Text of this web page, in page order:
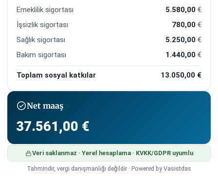
Emeklilik sigortası 5.580,00 €
İşsizlik sigortası
780,00 €
Sağlık sigortası
5.250,00 €
Bakım sigortası
1.440,00 €
Toplam sosyal katkılar 13.050,00 €
Net maaş
37.561,00 €
Veri saklanmaz · Yerel hesaplama · KVKK/GDPR uyumlu
Tahmindir, vergi danışmanlığı değildir · Powered by Vasistdas